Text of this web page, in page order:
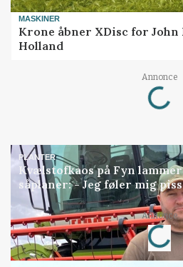
MASKINER
Krone åbner XDisc for John
Holland
Annonce
Loading...
PLANTER
Kvælstofkaos på Fyn
såplaner: - Jeg føler mig
Annonce